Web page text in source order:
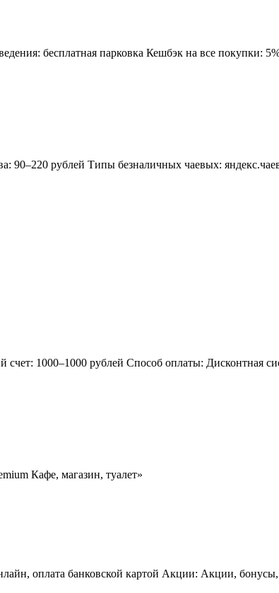
бесплатная парковка Кешбэк на все покупки:
90–220 рублей Типы безналичных чаевых:
1000–1000 рублей Способ оплаты: Дисконтная
Кафе, магазин, туалет»
оплата банковской картой Акции: Акции,